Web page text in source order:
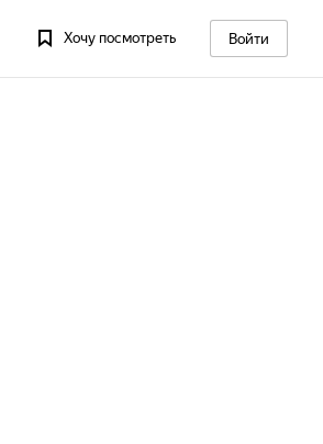
Хочу посмотреть Войти